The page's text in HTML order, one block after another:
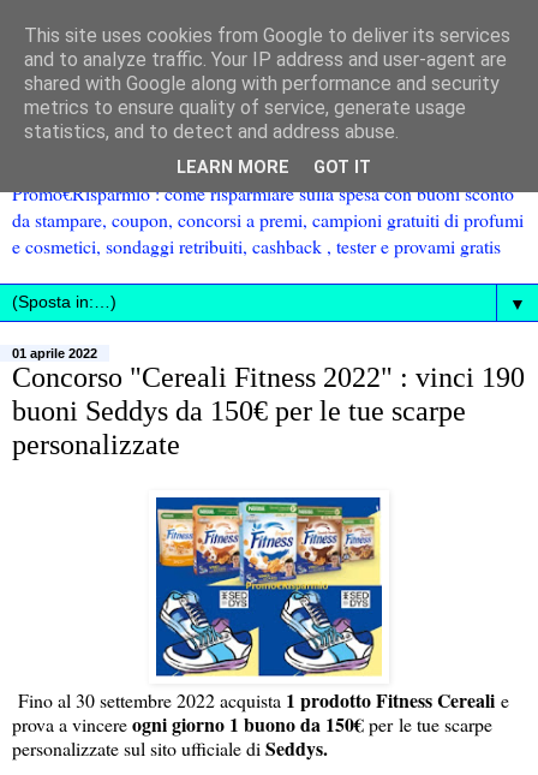
Promo€Risparmio : come risparmiare sulla spesa con buoni sconto
da stampare, coupon, concorsi a premi, campioni gratuiti di profumi
e cosmetici, sondaggi retribuiti, cashback , tester e provami gratis
▼
01 aprile 2022
Concorso "Cereali Fitness 2022" : vinci 190
buoni Seddys da 150€ per le tue scarpe
personalizzate
Fino al 30 settembre 2022 acquista 1 prodotto Fitness Cereali e
prova a vincereogni giorno 1 buono da 150€per le tue scarpe
personalizzate sul sito ufficiale di Seddys.
This site uses cookies from Google to deliver its services
and to analyze traffic. Your IP address and user-agent are
shared with Google along with performance and security
metrics to ensure quality of service, generate usage
statistics, and to detect and address abuse.
LEARN MORE GOT IT